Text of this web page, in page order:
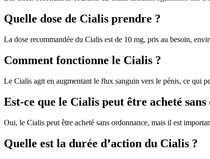
Quelle dose de Cialis prendre ?
La dose recommandée du Cialis est de 10 mg, pris au besoin,
Comment fonctionne le Cialis ?
Le Cialis agit en augmentant le flux sanguin vers le pénis, ce qui
Est-ce que le Cialis peut être acheté
Oui, le Cialis peut être acheté sans ordonnance, mais il est
Quelle est la durée d’action du Cialis ?